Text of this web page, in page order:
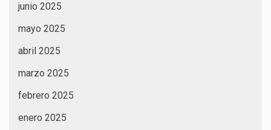
junio 2025
mayo 2025
abril 2025
marzo 2025
febrero 2025
enero 2025